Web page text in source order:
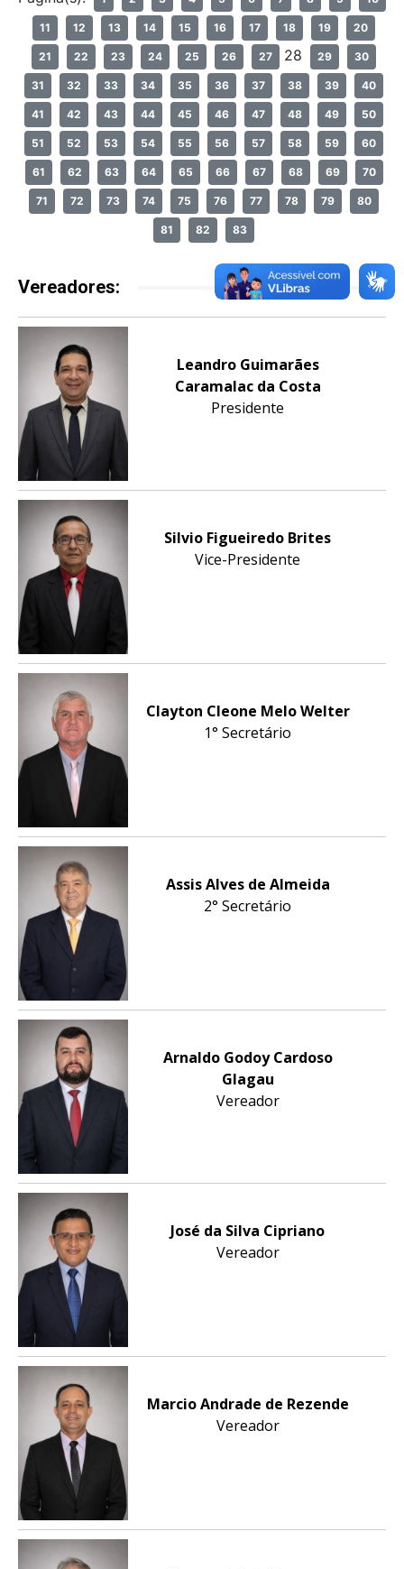
11 12 13 14 15 16 17 18 19 20
21 22 23 24 25 26 27 28 29 30
31 32 33 34 35 36 37 38 39 40
41 42 43 44 45 46 47 48 49 50
51 52 53 54 55 56 57 58 59 60
61 62 63 64 65 66 67 68 69 70
71 72 73 74 75 76 77 78 79 80
81 82 83
Vereadores:
Leandro Guimarães
Caramalac da Costa
Presidente
Silvio Figueiredo Brites
Vice-Presidente
Clayton Cleone Melo Welter
1° Secretário
Assis Alves de Almeida
2° Secretário
Arnaldo Godoy Cardoso
Glagau
Vereador
José da Silva Cipriano
Vereador
Marcio Andrade de Rezende
Vereador